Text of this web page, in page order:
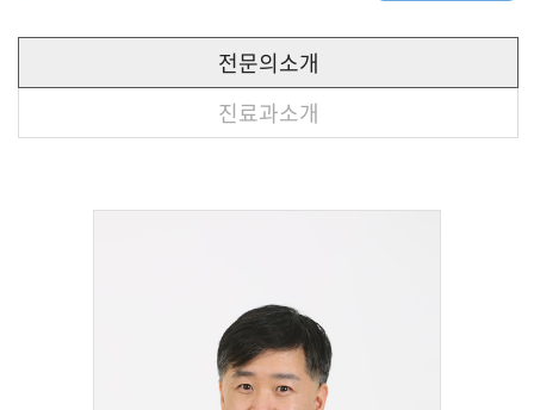
전문의소개
진료과소개